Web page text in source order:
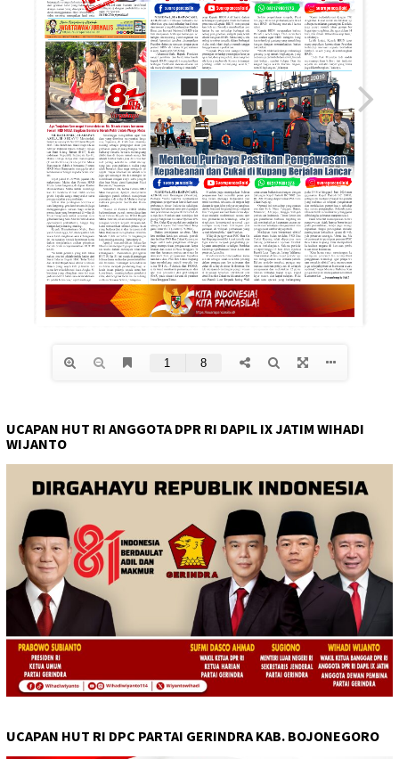
UCAPAN HUT RI ANGGOTA DPR RI DAPIL IX JATIM WIHADI
WIJANTO
UCAPAN HUT RI DPC PARTAI GERINDRA KAB. BOJONEGORO